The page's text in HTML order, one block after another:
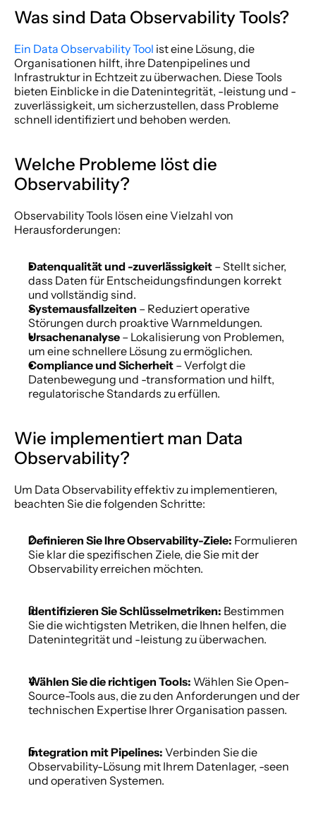
Was sind Data Observability Tools?
Ein Data Observability Tool ist eine Lösung, die
Organisationen hilft, ihre Datenpipelines und
Infrastruktur in Echtzeit zu überwachen. Diese Tools
bieten Einblicke in die Datenintegrität, -leistung und -
zuverlässigkeit, um sicherzustellen, dass Probleme
schnell identifiziert und behoben werden.
Welche Probleme löst die
Observability?
Observability Tools lösen eine Vielzahl von
Herausforderungen:
Datenqualität und -zuverlässigkeit – Stellt sicher,
dass Daten für Entscheidungsfindungen korrekt
und vollständig sind.
Systemausfallzeiten – Reduziert operative
Störungen durch proaktive Warnmeldungen.
Ursachenanalyse – Lokalisierung von Problemen,
um eine schnellere Lösung zu ermöglichen.
Compliance und Sicherheit – Verfolgt die
Datenbewegung und -transformation und hilft,
regulatorische Standards zu erfüllen.
Wie implementiert man Data
Observability?
Um Data Observability effektiv zu implementieren,
beachten Sie die folgenden Schritte:
Definieren Sie Ihre Observability-Ziele: Formulieren
Sie klar die spezifischen Ziele, die Sie mit der
Observability erreichen möchten.
Identifizieren Sie Schlüsselmetriken: Bestimmen
Sie die wichtigsten Metriken, die Ihnen helfen, die
Datenintegrität und -leistung zu überwachen.
Wählen Sie die richtigen Tools: Wählen Sie Open-
Source-Tools aus, die zu den Anforderungen und der
technischen Expertise Ihrer Organisation passen.
Integration mit Pipelines: Verbinden Sie die
Observability-Lösung mit Ihrem Datenlager, -seen
und operativen Systemen.